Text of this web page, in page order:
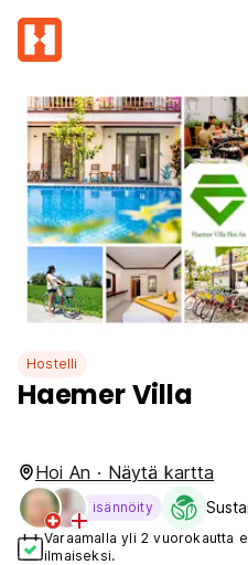
Hostelli
Haemer Villa
Hoi An · Näytä kartta
isännöity
Varaamalla yli 2 vuorokautta
ilmaiseksi.